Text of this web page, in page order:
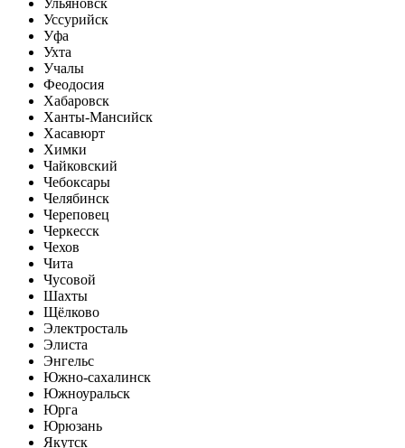
Уссурийск
Уфа
Ухта
Учалы
Феодосия
Хабаровск
Ханты-Мансийск
Хасавюрт
Химки
Чайковский
Чебоксары
Челябинск
Череповец
Черкесск
Чехов
Чита
Чусовой
Шахты
Щёлково
Электросталь
Элиста
Энгельс
Южно-сахалинск
Южноуральск
Юрга
Юрюзань
Якутск